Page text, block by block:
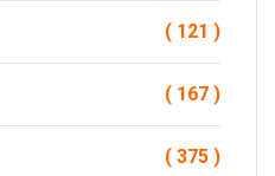
( 121 )
( 167 )
( 375 )